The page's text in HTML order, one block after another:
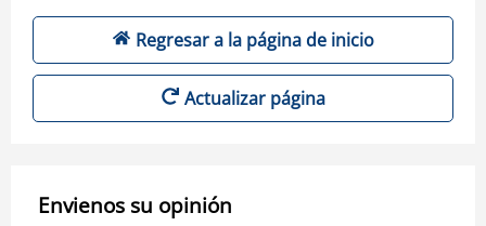
Regresar a la página de inicio
Actualizar página
Envienos su opinión